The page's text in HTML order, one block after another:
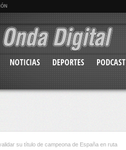
NOTICIAS DEPORTES PODCAST
su título de campeona de España en ruta